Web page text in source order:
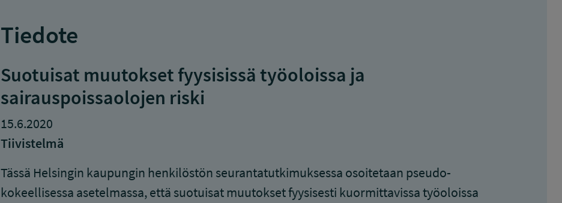
Tiedote
Suotuisat muutokset fyysisissä työoloissa ja
sairauspoissaolojen riski
15.6.2020
Tiivistelmä
Tässä Helsingin kaupungin henkilöstön seurantatutkimuksessa osoitetaan pseudo-
kokeellisessa asetelmassa, että suotuisat muutokset fyysisesti kuormittavissa työoloissa